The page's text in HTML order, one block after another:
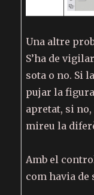
Una altre
S’ha de
sota o no. Si
pujar la
apretat, si no,
mireu la
Amb el
com havia de